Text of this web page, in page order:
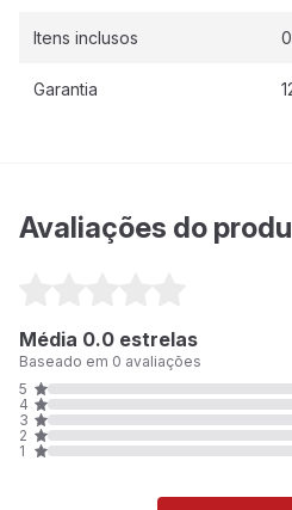
Itens inclusos
Garantia
Avaliações do
Média 0.0 estrelas
Baseado em 0 avaliações
5
4
3
2
1